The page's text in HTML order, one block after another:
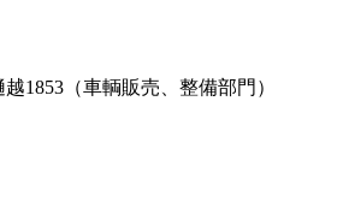
1853（車輌販売、整備部門）